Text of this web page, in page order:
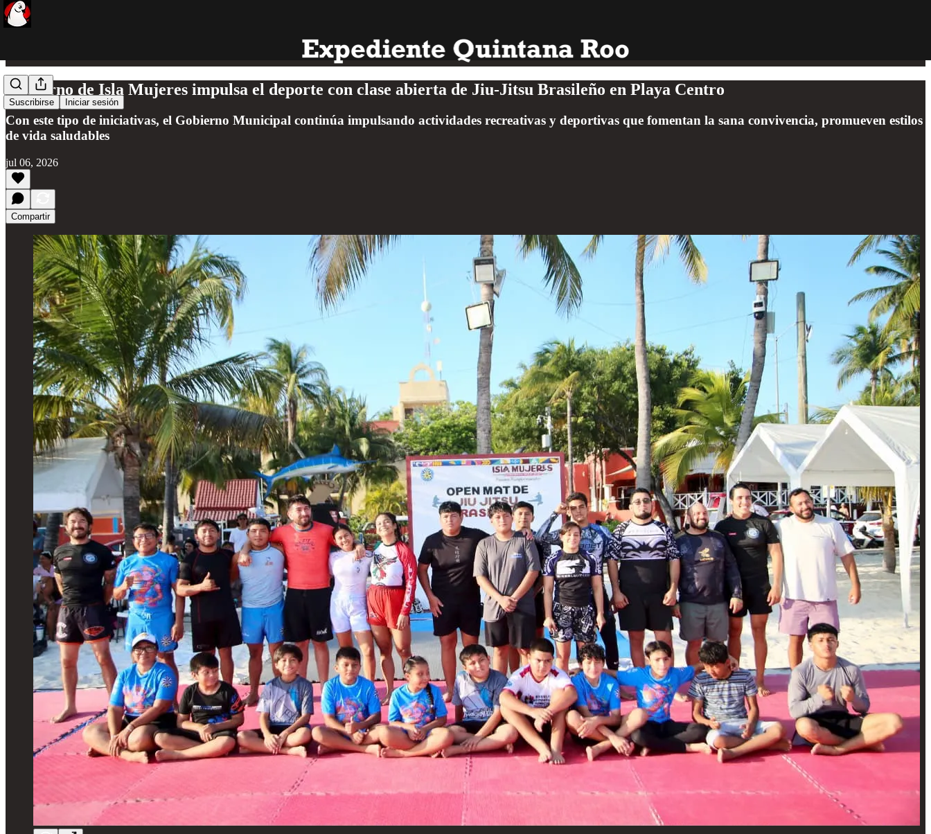
Suscribirse Iniciar sesión
Gobierno de Isla Mujeres impulsa el deporte con clase abierta de Jiu-Jitsu Brasileño en Playa Centro
Con este tipo de iniciativas, el Gobierno Municipal continúa impulsando actividades recreativas y deportivas que fomentan la sana convivencia, promueven estilos
de vida saludables
jul 06, 2026
Compartir